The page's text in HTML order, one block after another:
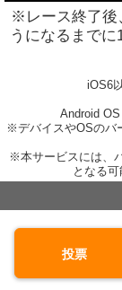
※レース終了後
うになるまで
iOS6
Android
※デバイスやOSのバ
※本サービスには、
となる
投票